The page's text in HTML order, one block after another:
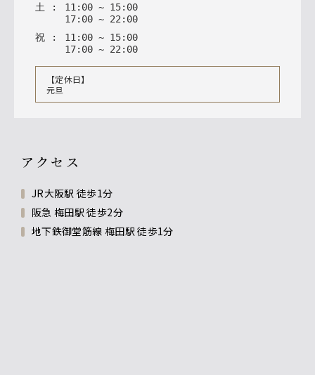
土 : 11 : 00 ~ 15: 00
17: 00 ~ 22 : 00
祝 : 11 : 00 ~ 15: 00
17: 00 ~ 22 : 00
【定休日】
元旦
アクセス
JR大阪駅 徒歩1分
阪急 梅田駅 徒歩2分
地下鉄御堂筋線 梅田駅 徒歩1分